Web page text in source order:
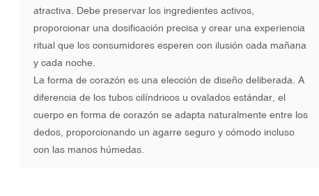
atractiva. Debe preservar los ingredientes activos,
proporcionar una dosificación precisa y crear una experiencia
ritual que los consumidores esperen con ilusión cada mañana
y cada noche.
La forma de corazón es una elección de diseño deliberada. A
diferencia de los tubos cilíndricos u ovalados estándar, el
cuerpo en forma de corazón se adapta naturalmente entre los
dedos, proporcionando un agarre seguro y cómodo incluso
con las manos húmedas.